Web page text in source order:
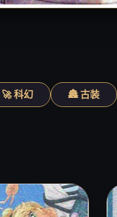
🚀 科幻 🏯 古装